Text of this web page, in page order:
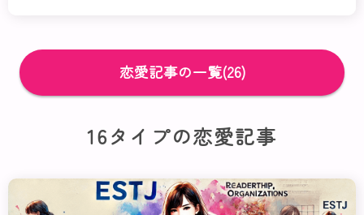
恋愛記事の一覧(26)
16タイプの恋愛記事